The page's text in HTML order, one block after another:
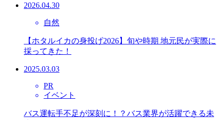
2026.04.30
自然
【ホタルイカの身投げ2026】旬や時期 地元民が実際に
採ってきた！
2025.03.03
PR
イベント
バス運転手不足が深刻に！？バス業界が活躍できる未